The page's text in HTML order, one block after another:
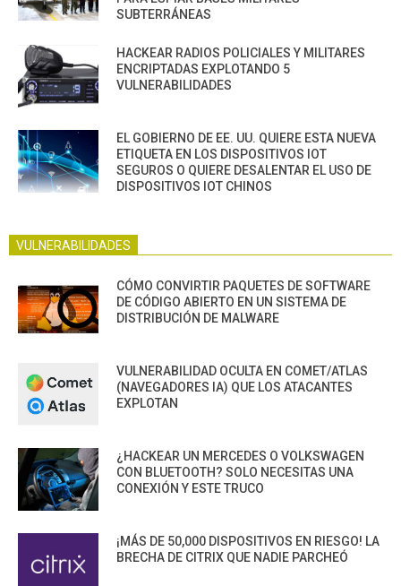
SUBTERRÁNEAS
HACKEAR RADIOS POLICIALES Y MILITARES
ENCRIPTADAS EXPLOTANDO 5
VULNERABILIDADES
EL GOBIERNO DE EE. UU. QUIERE ESTA NUEVA
ETIQUETA EN LOS DISPOSITIVOS IOT
SEGUROS O QUIERE DESALENTAR EL USO DE
DISPOSITIVOS IOT CHINOS
VULNERABILIDADES
CÓMO CONVIRTIR PAQUETES DE SOFTWARE
DE CÓDIGO ABIERTO EN UN SISTEMA DE
DISTRIBUCIÓN DE MALWARE
VULNERABILIDAD OCULTA EN COMET/ATLAS
(NAVEGADORES IA) QUE LOS ATACANTES
EXPLOTAN
¿HACKEAR UN MERCEDES O VOLKSWAGEN
CON BLUETOOTH? SOLO NECESITAS UNA
CONEXIÓN Y ESTE TRUCO
¡MÁS DE 50,000 DISPOSITIVOS EN RIESGO! LA
BRECHA DE CITRIX QUE NADIE PARCHEÓ